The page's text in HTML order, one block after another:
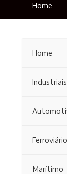
Home
Home
Industriais
Marítimo